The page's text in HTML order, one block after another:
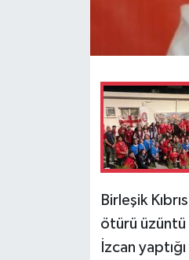
Birleşik
ötürü üzüntü
İzcan